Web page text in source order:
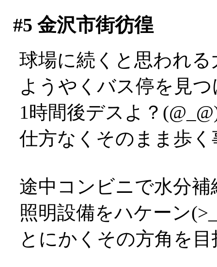
#5 金沢市街彷徨
球場に続くと思われ
ようやくバス停を見
1時間後デスよ？
仕方なくそのまま歩く
途中コンビニで水分
照明設備をハケーン
とにかくその方角を